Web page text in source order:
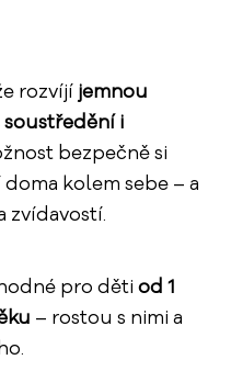
rozvíjí jemnou
i
bezpečně si
kolem sebe – a
zvídavostí.
pro děti od 1
– rostou s nimi a